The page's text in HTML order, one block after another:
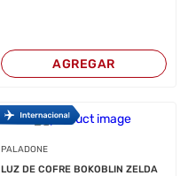
AGREGAR
PALADONE
LUZ DE COFRE BOKOBLIN ZELDA